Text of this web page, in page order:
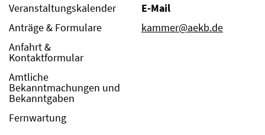
Veranstaltungskalender
Anträge & Formulare
Anfahrt &
Kontaktformular
Amtliche
Bekanntmachungen und
Bekanntgaben
Fernwartung
E-Mail
kammer@aekb.de